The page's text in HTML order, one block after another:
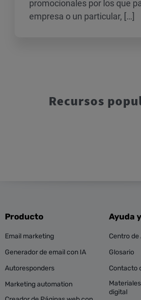
promocionales por los que
empresa o un particular, […]
Recursos
Producto
Email marketing
Generador de email con IA
Autoresponders
Marketing automation
Ayuda
Centro de
Glosario
Contacto
digital